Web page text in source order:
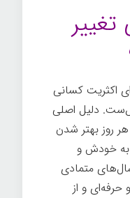
اکثریت کسانی
دلیل اصلی
روز بهتر شدن
به خودش و
متمادی
و از